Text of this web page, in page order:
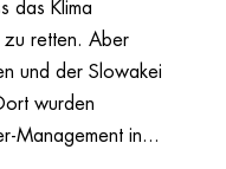
das Klima
zu retten. Aber
und der Slowakei
wurden
Management in...